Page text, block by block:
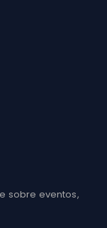
sobre eventos,